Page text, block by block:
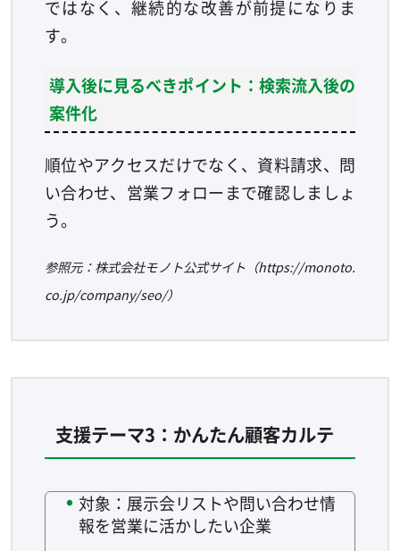
ではなく、継続的な改善が前提になりま
す。
導入後に見るべきポイント：検索流入後の
案件化
順位やアクセスだけでなく、資料請求、問
い合わせ、営業フォローまで確認しましょ
う。
参照元：株式会社モノト公式サイト（https://monoto.
co.jp/company/seo/）
支援テーマ3：かんたん顧客カルテ
対象：展示会リストや問い合わせ情
報を営業に活かしたい企業